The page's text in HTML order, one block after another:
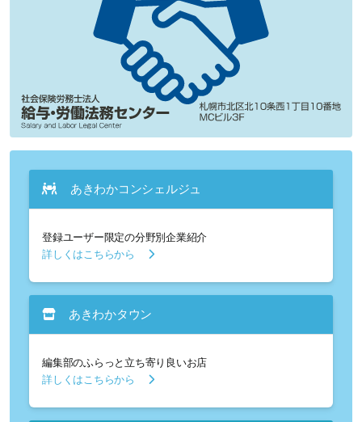
あきわかコンシェルジュ
登録ユーザー限定の分野別企業紹介
詳しくはこちらから
あきわかタウン
編集部のふらっと立ち寄り良いお店
詳しくはこちらから